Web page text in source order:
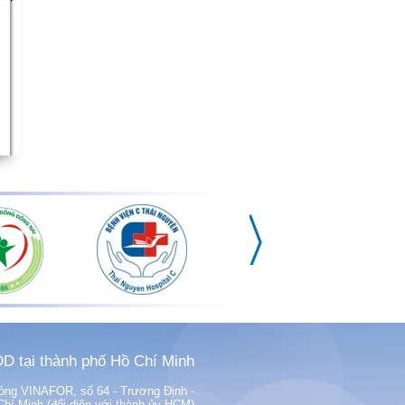
tại thành phố Hồ Chí Minh
VINAFOR, số 64 - Trương Định -